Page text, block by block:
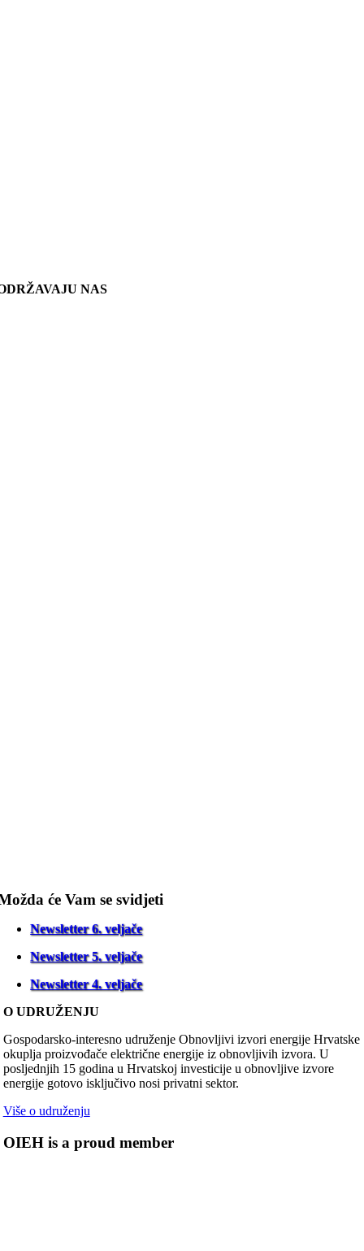
NAS
će Vam se svidjeti
Newsletter 6. veljače
Newsletter 5. veljače
Newsletter 4. veljače
O UDRUŽENJU
Gospodarsko-interesno udruženje Obnovljivi izvori energije Hrvatske
okuplja proizvođače električne energije iz obnovljivih izvora. U
posljednjih 15 godina u Hrvatskoj investicije u obnovljive izvore
energije gotovo isključivo nosi privatni sektor.
Više o udruženju
OIEH is a proud member